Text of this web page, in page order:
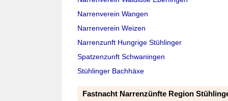
Narrenverein Wangen
Narrenverein Weizen
Narrenzunft Hungrige Stühlinger
Spatzenzunft Schwaningen
Stühlinger Bachhäxe
Fastnacht Narrenzünfte Region